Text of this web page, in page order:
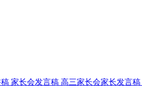
家长会发言稿 高三家长会家长发言稿